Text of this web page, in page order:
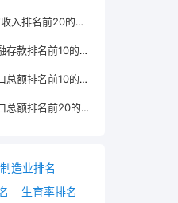
排名前20的城市
排名前10的省份
排名前10的省市
额排名前20的城市
制造业排名
生育率排名